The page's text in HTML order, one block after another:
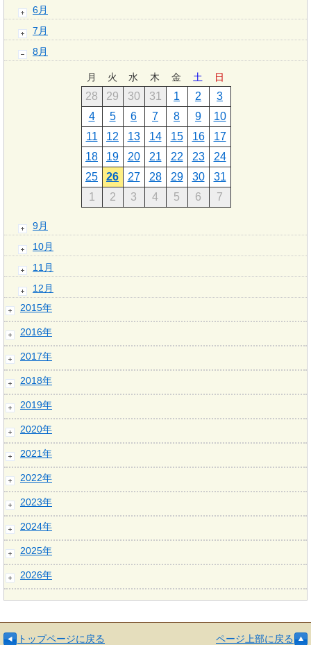
6月
7月
8月
月 火 水 木 金 土 日
28 29 30 31 1 2
3
4
5 6 7 8 9
10
11
12 13 14 15 16
17
18
19 20 21 22 23
24
25
26 27 28 29 30
31
1
2 3 4 5 6 7
9月
10月
11月
12月
2015年
2016年
2017年
2018年
2019年
2020年
2021年
2022年
2023年
2024年
2025年
2026年
トップページに戻る ページ上部に戻る